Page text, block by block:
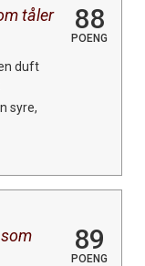
tåler
88
POENG
duft
syre,
89
POENG